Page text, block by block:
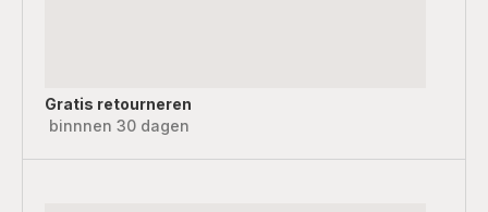
Gratis retourneren
binnnen 30 dagen